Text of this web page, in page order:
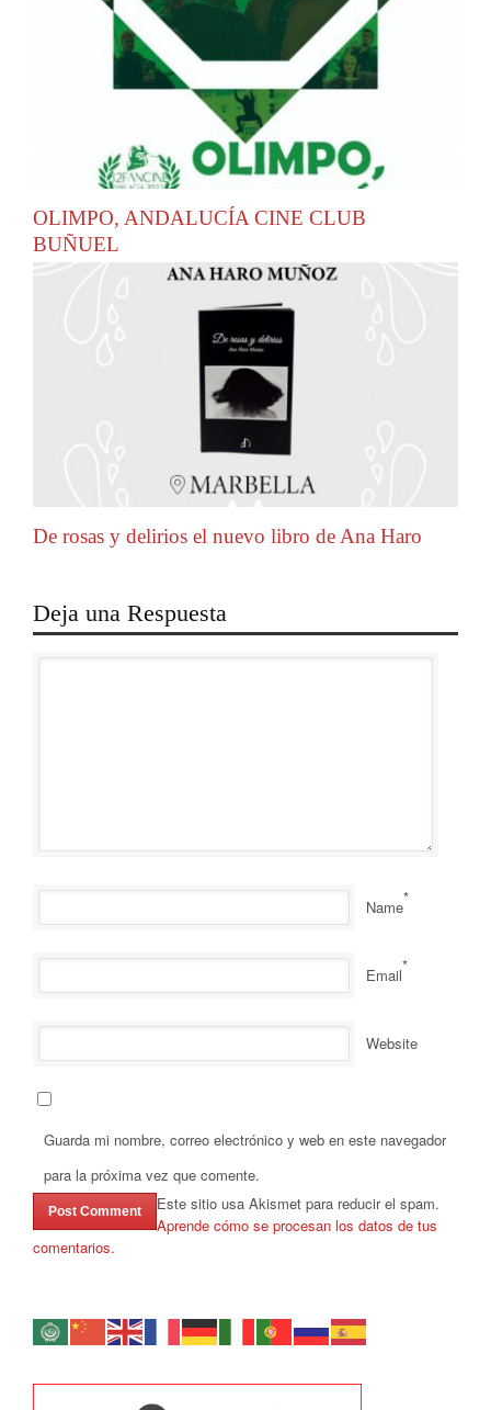
OLIMPO, ANDALUCÍA CINE CLUB
BUÑUEL
De rosas y delirios el nuevo libro de Ana Haro
Deja una Respuesta
Name*
Email*
Website
Guarda mi nombre, correo electrónico y web en este navegador
para la próxima vez que comente.
Este sitio usa Akismet para reducir el spam.
Aprende cómo se procesan los datos de tus
comentarios.